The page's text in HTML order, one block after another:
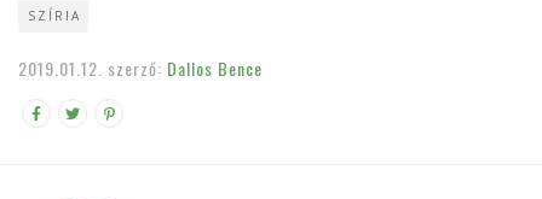
SZÍRIA
2019.01.12. szerző: Dallos Bence